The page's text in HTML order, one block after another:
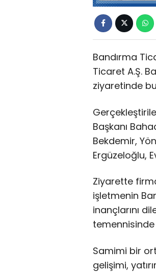
Bandırma
Ticaret A.Ş.
ziyaretinde
Başkanı
Bekdemir,
Ergüzeloğlu,
Ziyarette
işletmenin
inançlarını
Samimi bir
gelişimi,